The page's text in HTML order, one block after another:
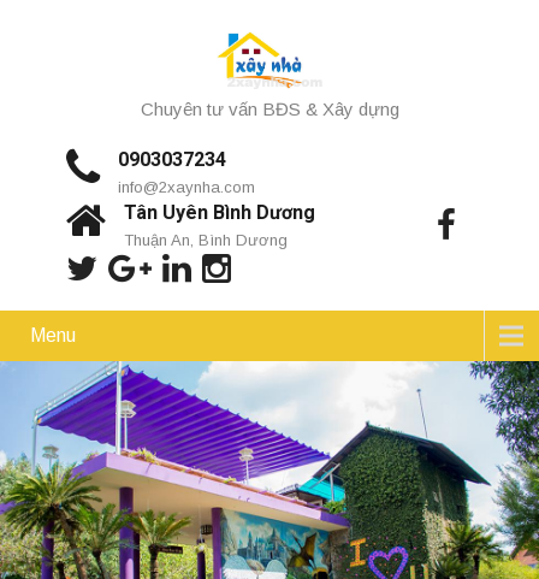
Chuyên tư vấn BĐS & Xây dựng
0903037234
info@2xaynha.com
Tân Uyên Bình Dương
Thuận An, Bình Dương
Menu